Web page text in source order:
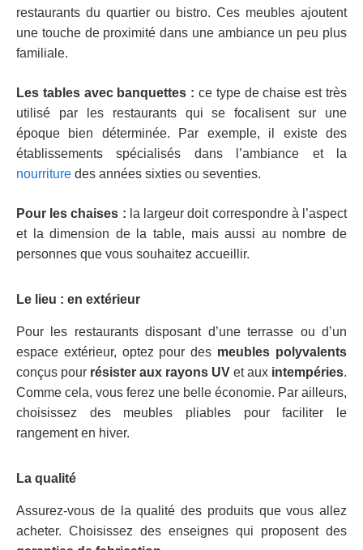
restaurants du quartier ou bistro. Ces meubles ajoutent
une touche de proximité dans une ambiance un peu plus
familiale.
Les tables avec banquettes : ce type de chaise est très
utilisé par les restaurants qui se focalisent sur une
époque bien déterminée. Par exemple, il existe des
établissements spécialisés dans l’ambiance et la
nourriture des années sixties ou seventies.
Pour les chaises : la largeur doit correspondre à l’aspect
et la dimension de la table, mais aussi au nombre de
personnes que vous souhaitez accueillir.
Le lieu : en extérieur
Pour les restaurants disposant d’une terrasse ou d’un
espace extérieur, optez pour des meubles polyvalents
conçus pour résister aux rayons UV et aux intempéries.
Comme cela, vous ferez une belle économie. Par ailleurs,
choisissez des meubles pliables pour faciliter le
rangement en hiver.
La qualité
Assurez-vous de la qualité des produits que vous allez
acheter. Choisissez des enseignes qui proposent des